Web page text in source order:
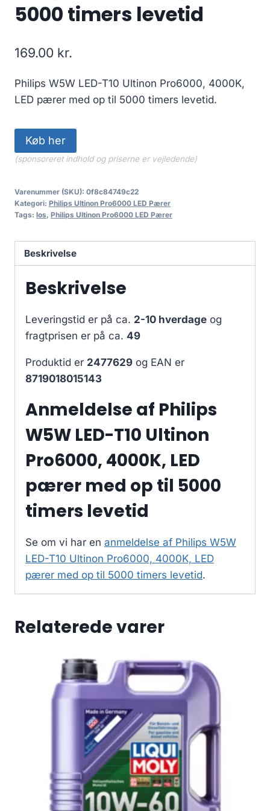
5000 timers levetid
169.00 kr.
Philips W5W LED-T10 Ultinon Pro6000, 4000K,
LED pærer med op til 5000 timers levetid.
Køb her
(sponsoreret indhold og priserne er vejledende)
Varenummer (SKU): 0f8c84749c22
Kategori: Philips Ultinon Pro6000 LED Pærer
Tags: los, Philips Ultinon Pro6000 LED Pærer
Beskrivelse
Beskrivelse
Leveringstid er på ca. 2-10 hverdage og
fragtprisen er på ca. 49
Produktid er 2477629 og EAN er
8719018015143
Anmeldelse af Philips
W5W LED-T10 Ultinon
Pro6000, 4000K, LED
pærer med op til 5000
timers levetid
Se om vi har en anmeldelse af Philips W5W
LED-T10 Ultinon Pro6000, 4000K, LED
pærer med op til 5000 timers levetid.
Relaterede varer